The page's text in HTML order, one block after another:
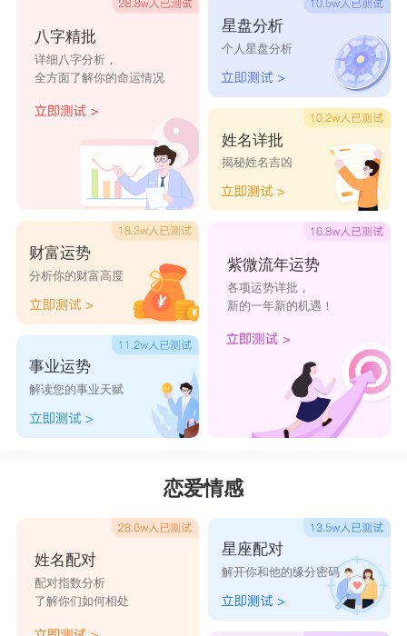
宪、法宪、海宪、任宪、贺宪、伍宪、贻宪、玎
宪、卫宪、贤宪、鑫宪、余宪、璋宪、财宪、衍
宪、昕宪、敖宪、波宪、俊宪、毅宪、岚宪、涛
宪、牧宪、卡宪、浩宪、电宪、承宪、琥宪、轮
宪、渤宪、格宪、珀宪、闯宪。
八字精批
详细八字分析，
全方面了解你的命运情况
财富运势
分析你的财富高度
事业运势
解读您的事业天赋
星盘分析
个人星盘分析
姓名详批
揭秘姓名吉凶
紫微流年运势
各项运势详批，
新的一年新的机遇！
恋爱情感
姓名配对
配对指数分析
了解你们如何相处
星座配对
解开你和他的缘分密码